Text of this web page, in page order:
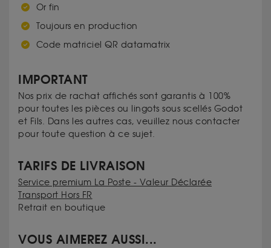
Or fin
Toujours en production
Code matriciel QR datamatrix
IMPORTANT
Nos prix de rachat affichés sont garantis à 100%
pour toutes les pièces ou lingots sous scellés Godot
et Fils. Dans les autres cas, veuillez nous contacter
pour toute question à ce sujet.
TARIFS DE LIVRAISON
Service premium La Poste - Valeur Déclarée
Transport Hors FR
Retrait en boutique
VOUS AIMEREZ AUSSI...